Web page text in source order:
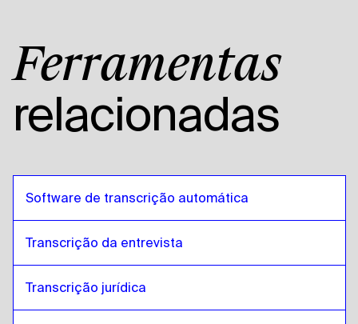
Ferramentas
relacionadas
Software de transcrição automática
Transcrição da entrevista
Transcrição jurídica